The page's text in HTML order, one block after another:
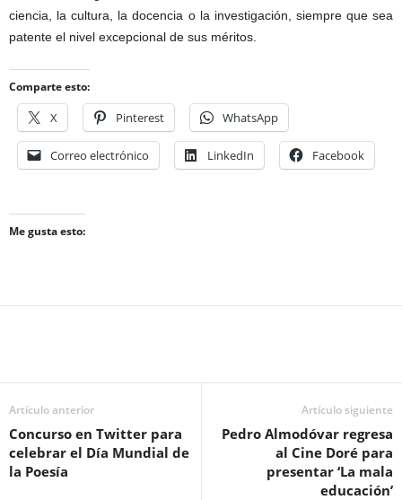
ciencia, la cultura, la docencia o la investigación, siempre que sea
patente el nivel excepcional de sus méritos.
Comparte esto:
X Pinterest WhatsApp
Correo electrónico LinkedIn Facebook
Me gusta esto:
Artículo anterior
Concurso en Twitter para
celebrar el Día Mundial de
la Poesía
Artículo siguiente
Pedro Almodóvar regresa
al Cine Doré para
presentar ‘La mala
educación’